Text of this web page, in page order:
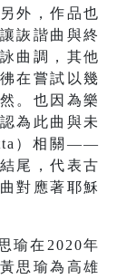
外，作品也
詼諧曲與終
曲調，其他
在嘗試以幾
。也因為樂
為此曲與未
）相關——
尾，代表古
對應著耶穌
瑜在2020年
思瑜為高雄